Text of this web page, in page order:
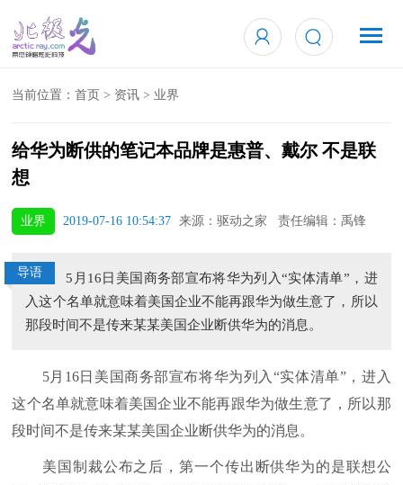
当前位置：首页 > 资讯 > 业界
给华为断供的笔记本品牌是惠普、戴尔 不是联
想
业界 2019-07-16 10:54:37 来源：驱动之家 责任编辑：禹锋
导语
5月16日美国商务部宣布将华为列入“实体清单”，进
入这个名单就意味着美国企业不能再跟华为做生意了，所以
那段时间不是传来某某美国企业断供华为的消息。
5月16日美国商务部宣布将华为列入“实体清单”，进入
这个名单就意味着美国企业不能再跟华为做生意了，所以那
段时间不是传来某某美国企业断供华为的消息。
美国制裁公布之后，第一个传出断供华为的是联想公